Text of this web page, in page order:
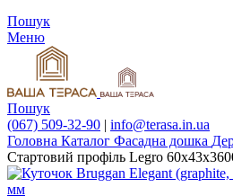
Пошук
Меню
Пошук
(067) 509-32-90 | info@terasa.in.ua
Головна Каталог Фасадна дошка
Стартовий профіль Legro